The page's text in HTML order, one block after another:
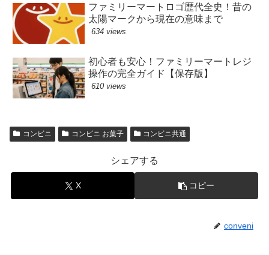
ファミリーマートロゴ歴代全史！昔の
太陽マークから現在の意味まで
634 views
初心者も安心！ファミリーマートレジ
操作の完全ガイド【保存版】
610 views
コンビニ コンビニ お菓子 コンビニ共通
シェアする
X コピー
conveni